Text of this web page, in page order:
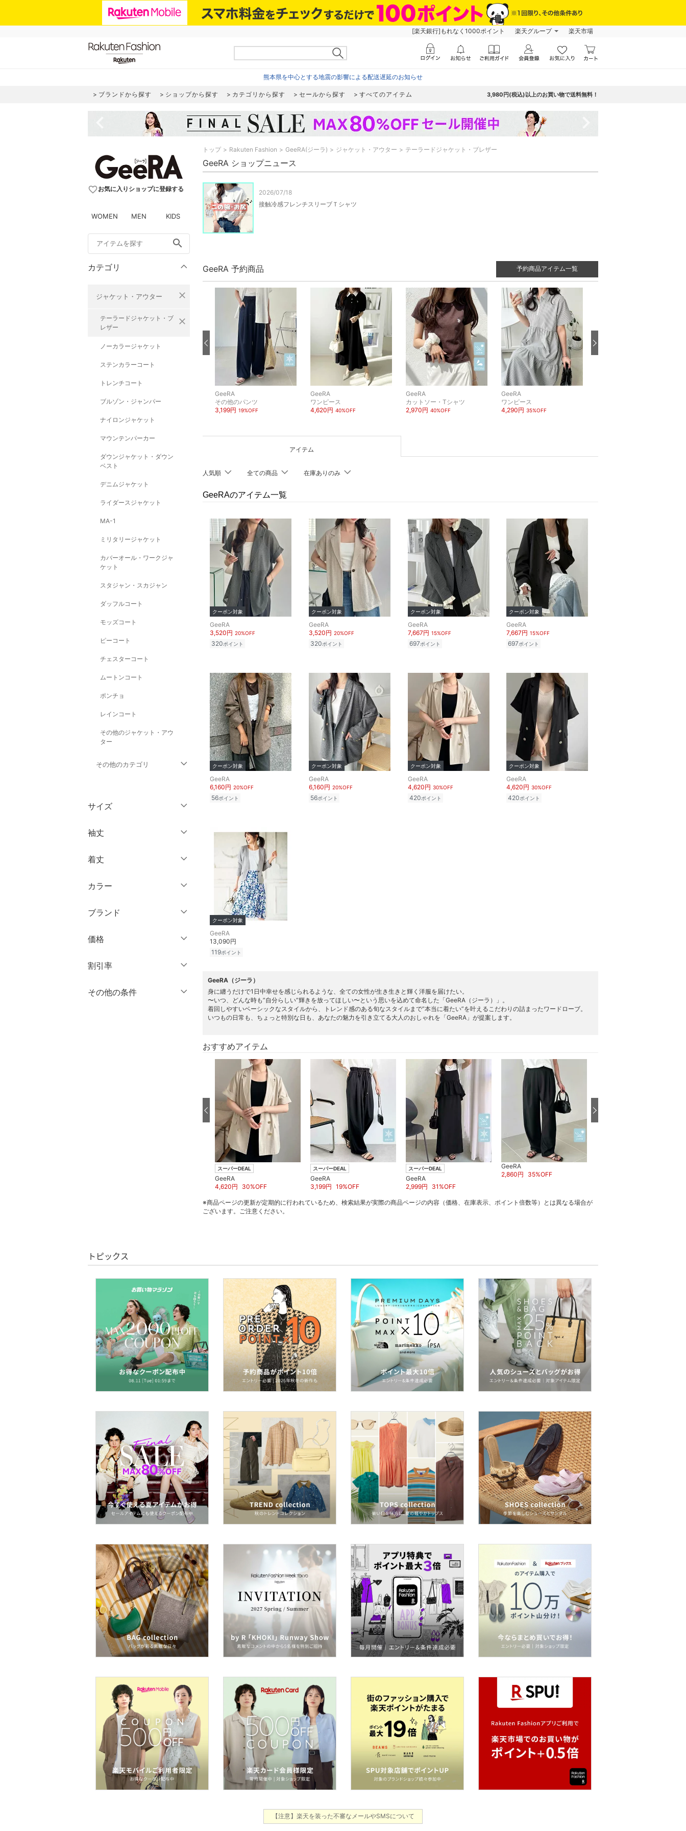
[楽天銀行]もれなく1000ポイント 楽天グループ 楽天市場
熊本県を中心とする地震の影響による配送遅延のお知らせ
ブランドから探す ショップから探す カテゴリから探す セールから探す すべてのアイテム 3,980円(税込)以上のお買い物で送料無料！
favorite_borderお気に入りショップに登録する
WOMEN MEN KIDS
search
カテゴリ
ジャケット・アウター close
テーラードジャケット・ブ
レザー
close
ノーカラージャケット
ステンカラーコート
トレンチコート
ブルゾン・ジャンパー
ナイロンジャケット
マウンテンパーカー
ダウンジャケット・ダウン
ベスト
デニムジャケット
ライダースジャケット
MA-1
ミリタリージャケット
カバーオール・ワークジャ
ケット
スタジャン・スカジャン
ダッフルコート
モッズコート
ピーコート
チェスターコート
ムートンコート
ポンチョ
レインコート
その他のジャケット・アウ
ター
その他のカテゴリ
パンツ
ワンピース・ドレス
スカート
オールインワン・オーバ
バッグ
シューズ・靴
インナー・ルームウェア
靴下・レッグウェア
ベースメイク
メイクアップ
ボディケア・オーラルケ
ア
ヘアケア
フレグランス
コフレ・キット・セット
食器・調理器具・キッチ
ン用品
インテリア・生活雑貨
スマホグッズ・オーディ
スポーツ・アウトドア用
品
文房具
ペット用品
福袋・ギフト・その他
サイズ
ウェア（S/M/L）
M
XL
袖丈
ノースリーブ
半袖
長袖
着丈
ショート丈
ミドル丈
カラー
クリア
ブランド
価格
絞り込み
割引率
％OFF～ ％OFF
その他の条件
トップ Rakuten Fashion GeeRA(ジーラ) ジャケット・アウター テーラードジャケット・ブレザー
GeeRA ショップニュース
2026/07/18
接触冷感フレンチスリーブＴシャツ
GeeRA 予約商品 予約商品アイテム一覧
ニット
GeeRA
その他のパンツ
3,199円 19%OFF
GeeRA
ワンピース
4,620円 40%OFF
GeeRA
カットソー・Tシャツ
2,970円 40%OFF
GeeRA
ワンピース
4,290円 35%OFF
アイテム
人気順 全ての商品 在庫ありのみ
GeeRAのアイテム一覧
クーポン対象
GeeRA
3,520円 20%OFF
320ポイント
クーポン対象
GeeRA
3,520円 20%OFF
320ポイント
クーポン対象
GeeRA
7,667円 15%OFF
697ポイント
クーポン対象
GeeRA
7,667円 15%OFF
697ポイント
クーポン対象
GeeRA
6,160円 20%OFF
56ポイント
クーポン対象
GeeRA
6,160円 20%OFF
56ポイント
クーポン対象
GeeRA
4,620円 30%OFF
420ポイント
クーポン対象
GeeRA
4,620円 30%OFF
420ポイント
クーポン対象
GeeRA
13,090円
119ポイント
GeeRA（ジーラ）
身に纏うだけで1日中幸せを感じられるような、全ての女性が生き生きと輝く洋服を届けたい。
〜いつ、どんな時も”自分らしい”輝きを放ってほしい〜という思いを込めて命名した「GeeRA（ジーラ）」。
着回しやすいベーシックなスタイルから、トレンド感のある旬なスタイルまで”本当に着たい”を叶えるこだわりの詰まったワードローブ。
いつもの日常も、ちょっと特別な日も、あなたの魅力を引き立てる大人のおしゃれを「GeeRA」が提案します。
おすすめアイテム
スーパーDEAL
GeeRA
4,620円 30%OFF
スーパーDEAL
GeeRA
3,199円 19%OFF
スーパーDEAL
GeeRA
2,999円 31 %OFF
GeeRA
2,860円 35%OFF
※商品ページの更新が定期的に行われているため、検索結果が実際の商品ページの内容（価格、在庫表示、ポイント倍数等）とは異なる場合が
ございます。ご注意ください。
トピックス
【注意】楽天を装った不審なメールやSMSについて